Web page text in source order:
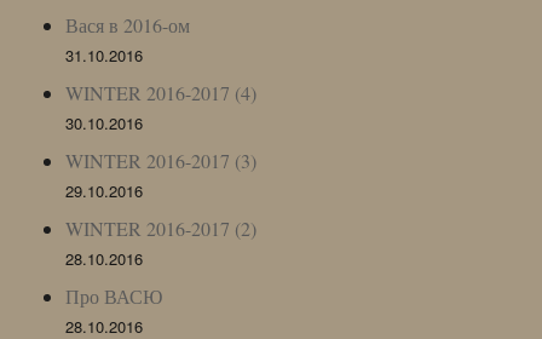
Вася в 2016-ом
31.10.2016
WINTER 2016-2017 (4)
30.10.2016
WINTER 2016-2017 (3)
29.10.2016
WINTER 2016-2017 (2)
28.10.2016
Про ВАСЮ
28.10.2016